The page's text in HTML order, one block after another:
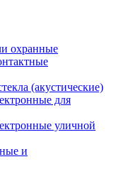
охранные
(акустические)
для
уличной
и